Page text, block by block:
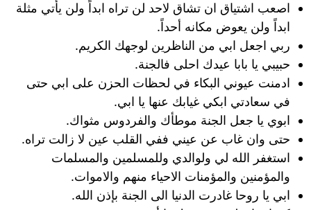
اصعب اشتياق ان تشاق لاحد لن تراه ابداً ولن يأتي مثلة
ابداً ولن يعوض مكانه أحداً.
ربي اجعل ابي من الناظرين لوجهك الكريم.
حبيبي يا بابا عيدك احلى فالجنة.
ادمنت عيوني البكاء في لحظات الحزن على ابي حتى
في سعادتي ابكي غيابك عنها يا ابي.
ابوي يا جعل الجنة موطأك والفردوس مثواك.
حتى وان غاب عن عيني ففي القلب عين لا زالت تراه.
استغفر الله لي ولوالدي وللمسلمين والمسلمات
والمؤمنين والمؤمنات الاحياء منهم والاموات.
ابي يا روحا غادرت الدنيا الى الجنة بإذن الله.